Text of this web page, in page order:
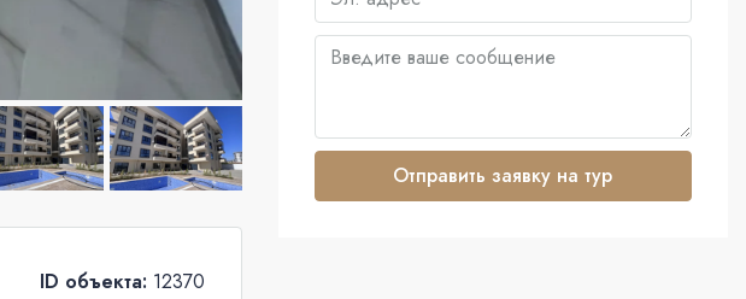
ID объекта: 12370
Отправить заявку на тур